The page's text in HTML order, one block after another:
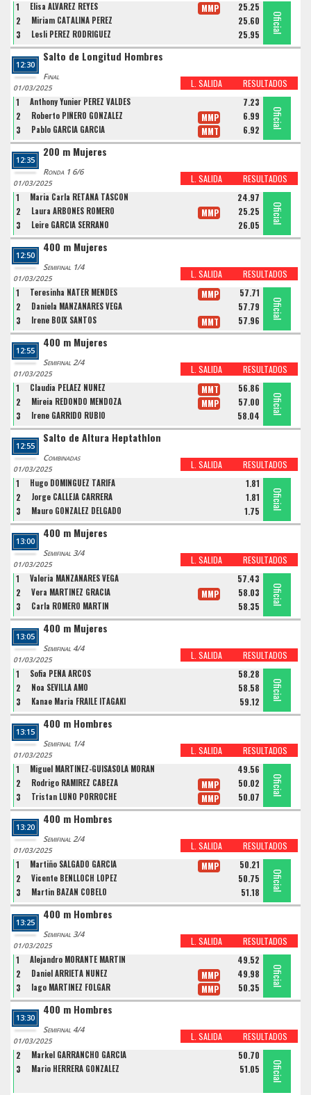
1 Elisa ALVAREZ REYES 25.25
MMP
Oficial
2 Miriam CATALINA PEREZ 25.60 Oficial
3 Lesli PEREZ RODRIGUEZ 25.95
Oficial
12:30
Salto de Longitud Hombres
Final
L. SALIDA RESULTADOS
01/03/2025
1 Anthony Yunier PEREZ VALDES 7.23
Oficial
2 Roberto PIÑERO GONZALEZ 6.99
MMP Oficial
3 Pablo GARCIA GARCIA 6.92
MMT
Oficial
12:35
200 m Mujeres
Ronda 1 6/6
L. SALIDA RESULTADOS
01/03/2025
1 Maria Carla RETANA TASCON 24.97
Oficial
2 Laura ARBONES ROMERO 25.25
MMP Oficial
3 Leire GARCIA SERRANO 26.05
Oficial
12:50
400 m Mujeres
Semifinal 1/4
L. SALIDA RESULTADOS
01/03/2025
1 Teresinha NATER MENDES 57.71
MMP
Oficial
2 Daniela MANZANARES VEGA 57.79 Oficial
3 Irene BOIX SANTOS 57.96
MMT
Oficial
12:55
400 m Mujeres
Semifinal 2/4
L. SALIDA RESULTADOS
01/03/2025
1 Claudia PELAEZ NUÑEZ 56.86
MMT
Oficial
2 Mireia REDONDO MENDOZA 57.00
MMP Oficial
3 Irene GARRIDO RUBIO 58.04
Oficial
12:55
Salto de Altura Heptathlon
Combinadas
L. SALIDA RESULTADOS
01/03/2025
1 Hugo DOMINGUEZ TARIFA 1.81
Oficial
2 Jorge CALLEJA CARRERA 1.81 Oficial
3 Mauro GONZALEZ DELGADO 1.75
Oficial
13:00
400 m Mujeres
Semifinal 3/4
L. SALIDA RESULTADOS
01/03/2025
1 Valeria MANZANARES VEGA 57.43
Oficial
2 Vera MARTINEZ GRACIA 58.03
MMP Oficial
3 Carla ROMERO MARTIN 58.35
Oficial
13:05
400 m Mujeres
Semifinal 4/4
L. SALIDA RESULTADOS
01/03/2025
1 Sofia PEÑA ARCOS 58.28
Oficial
2 Noa SEVILLA AMO 58.58 Oficial
3 Kanae Maria FRAILE ITAGAKI 59.12
Oficial
13:15
400 m Hombres
Semifinal 1/4
L. SALIDA RESULTADOS
01/03/2025
1 Miguel MARTINEZ-GUISASOLA MORAN 49.56
Oficial
2 Rodrigo RAMIREZ CABEZA 50.02
MMP Oficial
3 Tristan LUÑO PORROCHE 50.07
MMP
Oficial
13:20
400 m Hombres
Semifinal 2/4
L. SALIDA RESULTADOS
01/03/2025
1 Martiño SALGADO GARCIA 50.21
MMP
Oficial
2 Vicente BENLLOCH LOPEZ 50.75 Oficial
3 Martin BAZAN COBELO 51.18
Oficial
13:25
400 m Hombres
Semifinal 3/4
L. SALIDA RESULTADOS
01/03/2025
1 Alejandro MORANTE MARTIN 49.52
Oficial
2 Daniel ARRIETA NUÑEZ 49.98
MMP Oficial
3 Iago MARTINEZ FOLGAR 50.35
MMP
Oficial
13:30
400 m Hombres
Semifinal 4/4
L. SALIDA RESULTADOS
01/03/2025
2 Markel GARRANCHO GARCIA 50.70
Oficial
3 Mario HERRERA GONZALEZ 51.05 Oficial